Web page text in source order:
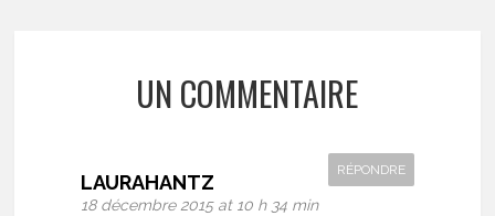
UN COMMENTAIRE
LAURAHANTZ
18 décembre 2015 at 10 h 34 min
RÉPONDRE